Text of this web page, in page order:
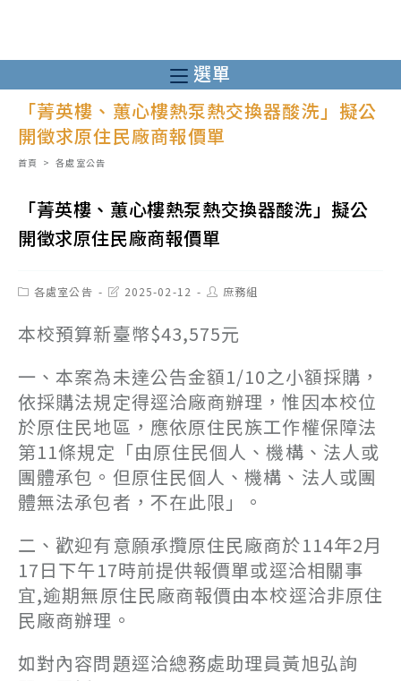
至
主
選單
「菁英樓、蕙心樓熱泵熱交換器酸洗」擬公
開徵求原住民廠商報價單
首頁 > 各處室公告
「菁英樓、蕙心樓熱泵熱交換器酸洗」擬公
開徵求原住民廠商報價單
Post各處室公告
Post2025-02-12
Post庶務組
本校預算新臺幣$43,575元
一、本案為未達公告金額1/10之小額採購，
依採購法規定得逕洽廠商辦理，惟因本校位
於原住民地區，應依原住民族工作權保障法
第11條規定「由原住民個人、機構、法人或
團體承包。但原住民個人、機構、法人或團
體無法承包者，不在此限」。
二、歡迎有意願承攬原住民廠商於114年2月
17日下午17時前提供報價單或逕洽相關事
宜,逾期無原住民廠商報價由本校逕洽非原住
民廠商辦理。
如對內容問題逕洽總務處助理員黃旭弘詢